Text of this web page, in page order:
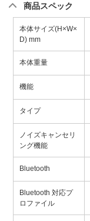
商品スペック
本体サイズ(H×W×
D) mm
本体重量
機能
タイプ
ノイズキャンセリ
ング機能
Bluetooth
Bluetooth 対応プ
ロファイル